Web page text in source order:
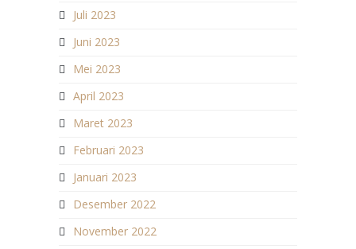
Juli 2023
Juni 2023
Mei 2023
April 2023
Maret 2023
Februari 2023
Januari 2023
Desember 2022
November 2022